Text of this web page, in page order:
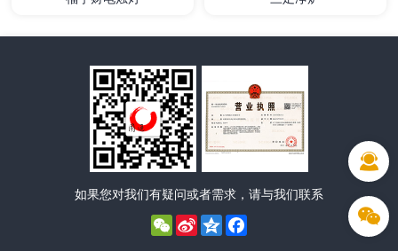
详情 详情
如果您对我们有疑问或者需求，请与我们联系
WeChat
Sina
Weibo
Qzone